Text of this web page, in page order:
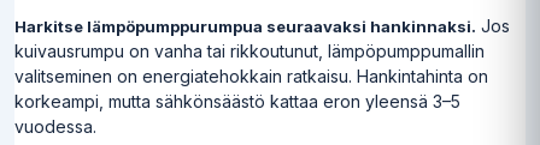
Harkitse lämpöpumppurumpua seuraavaksi hankinnaksi. Jos
kuivausrumpu on vanha tai rikkoutunut, lämpöpumppumallin
valitseminen on energiatehokkain ratkaisu. Hankintahinta on
korkeampi, mutta sähkönsäästö kattaa eron yleensä 3–5
vuodessa.